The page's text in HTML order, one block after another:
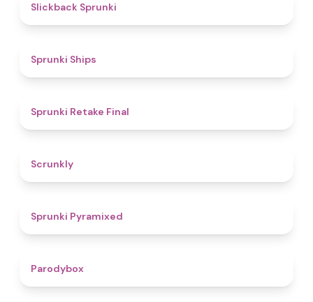
Slickback Sprunki
Sprunki Ships
Sprunki Retake Final
Scrunkly
Sprunki Pyramixed
Parodybox